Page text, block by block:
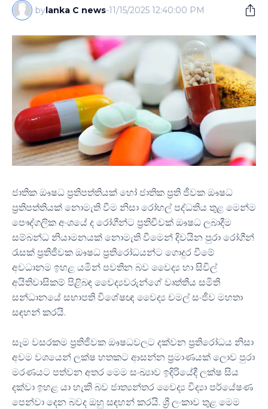
bylanka C news-11/15/2025 12:40:00 PM
ජාතික ඖෂධ ප්‍රතිපත්තියක් හෝ ජාතික ප්‍රති ජීවක ඖෂධ
ප්‍රතිපත්තියක් නොමැති වීම නිසා රෝහල් පද්ධතිය තුළ මෙන්ම
පෞද්ගලික අංශයේ ද රෝගීන්ට ප්‍රතිචීවක් ඖෂධ ලබාදීම
සම්බන්ධ නියාමනයක් නොමැති වීමෙන් දිවයින පුරා රෝගීන්
රැසක් ප්‍රතිජීවක ඖෂධ ප්‍රතිරෝධයන්ට ගොදුර වීමේ
අවධානම ඉහළ යමින් පවතින බව වෛද්‍ය හා සිවිල්
අයිතිවාසිකම් පිළිබඳ වෛද්‍යවරුන්ගේ වෘත්තීය සමිති
සන්ධානයේ සභාපති විශේෂඥ වෛද්‍ය චමල් සංජීව මහතා
සඳහන් කරයි.
සෑම වසරකම ප්‍රතිජීවක ඖෂධවලට දක්වන ප්‍රතිරෝධය නිසා
අවම වශයෙන් ලක්ෂ හතකට ආසන්න ප්‍රමාණයක් ලොව පුරා
මරණයට පත්වන අතර මෙම සංඛ්‍යාව ඉදිරියේදී ලක්ෂ සිය
දක්වා ඉහළ යා හැකි බව ජාත්‍යන්තර වෛද්‍ය විද්‍යා පර්යේෂණ
පෙන්වා දෙන බවද ඔහු සඳහන් කරයි. ශ්‍රී ලංකාව තුළ මෙම